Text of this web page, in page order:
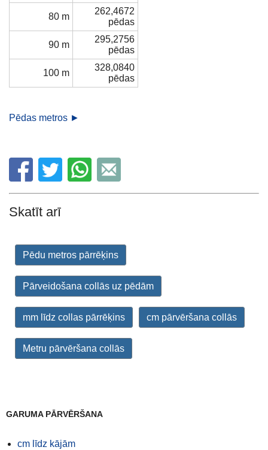
80 m
262,4672
pēdas
90 m
295,2756
pēdas
100 m
328,0840
pēdas
Pēdas metros ►
Skatīt arī
Pēdu metros pārrēķins
Pārveidošana collās uz pēdām
mm līdz collas pārrēķins cm pārvēršana collās
Metru pārvēršana collās
GARUMA PĀRVĒRŠANA
cm līdz kājām